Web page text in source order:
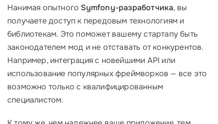
Нанимая опытного Symfony-разработчика, вы
получаете доступ к передовым технологиям и
библиотекам. Это поможет вашему стартапу быть
законодателем мод и не отставать от конкурентов.
Например, интеграция с новейшими API или
использование популярных фреймворков — все это
возможно только с квалифицированным
специалистом.